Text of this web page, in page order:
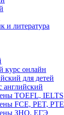
и литература
курс онлайн
для детей
английский
TOEFL, IELTS
FCE, PET, PTE
ЗНО, ЕГЭ